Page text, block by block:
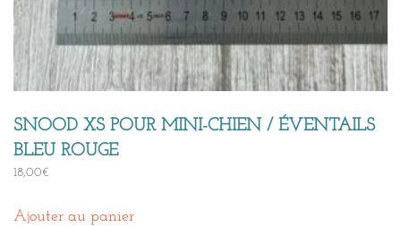
SNOOD XS POUR MINI-CHIEN / ÉVENTAILS
BLEU ROUGE
18,00€
Ajouter au panier